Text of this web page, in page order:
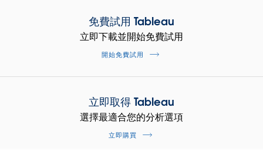
免費試用 Tableau
立即下載並開始免費試用
開始免費試用
立即取得 Tableau
選擇最適合您的分析選項
立即購買